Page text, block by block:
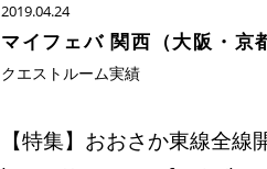
2019.04.24
マイフェバ 関西（大阪・
クエストルーム実績
【特集】おおさか東線全